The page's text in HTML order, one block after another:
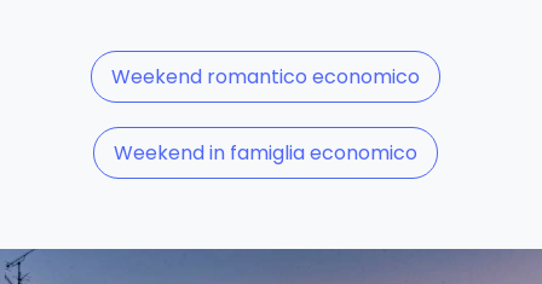
Weekend romantico economico
Weekend in famiglia economico